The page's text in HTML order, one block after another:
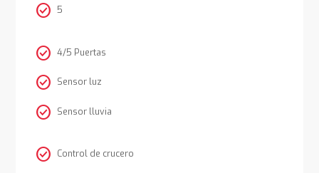
check_circle 5
check_circle 4/5 Puertas
check_circle Sensor luz
check_circle Sensor lluvia
check_circle Control de crucero